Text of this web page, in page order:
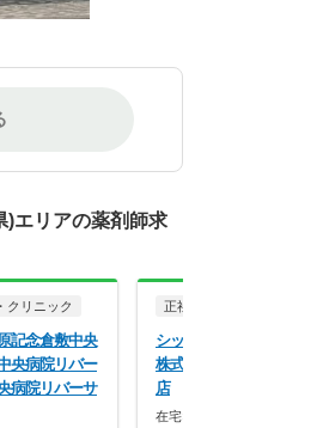
)エリアの薬剤師求
クリニック
記念倉敷中央
央病院リバー
病院リバーサ
正社員
シップヘルスケアファー
株式会社 ひまわり薬局
店
在宅×研修×挑戦！グループ